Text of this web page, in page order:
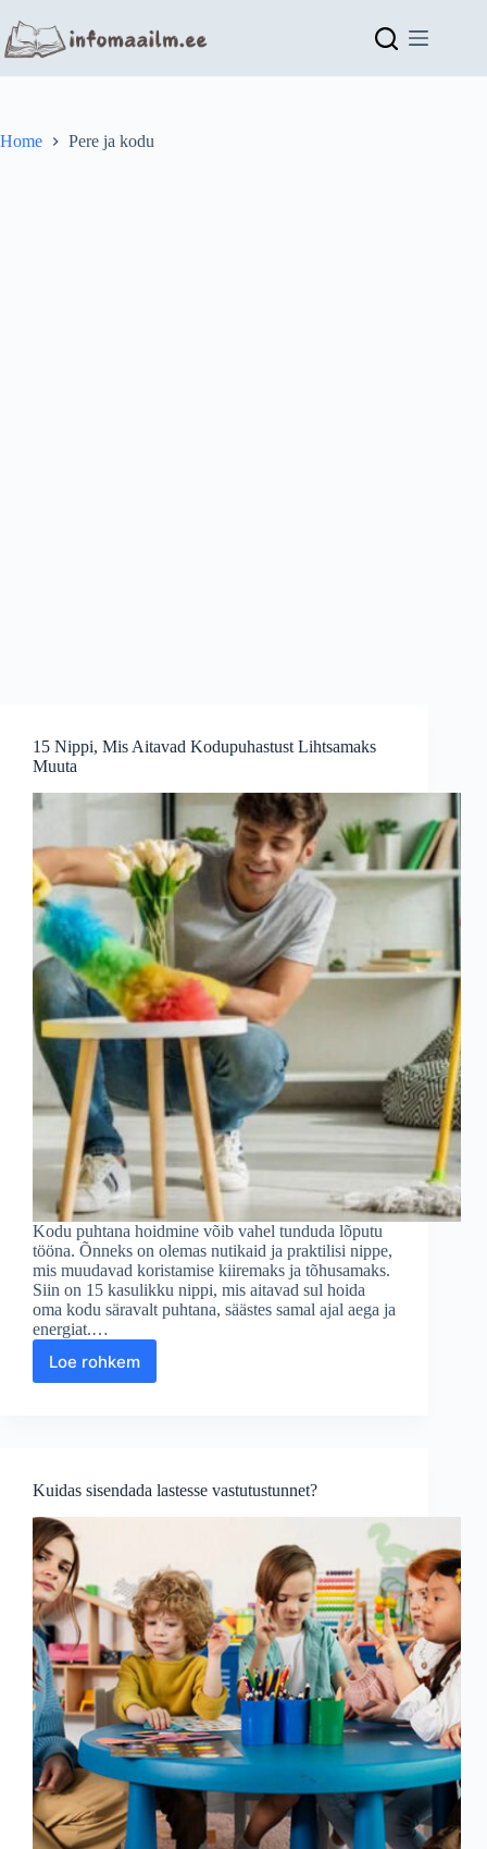
to
content
Home Pere ja kodu
15 Nippi, Mis Aitavad Kodupuhastust Lihtsamaks
Muuta
Kodu puhtana hoidmine võib vahel tunduda lõputu
tööna. Õnneks on olemas nutikaid ja praktilisi nippe,
mis muudavad koristamise kiiremaks ja tõhusamaks.
Siin on 15 kasulikku nippi, mis aitavad sul hoida
oma kodu säravalt puhtana, säästes samal ajal aega ja
energiat.…
Loe rohkem
15
Muuta
Kuidas sisendada lastesse vastutustunnet?